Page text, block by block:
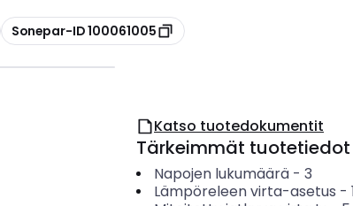
Kopioi
Sonepar-ID 100061005
Katso tuotedokumentit
Tärkeimmät tuotetiedot
Napojen lukumäärä- 3
Lämpöreleen virta-asetus -